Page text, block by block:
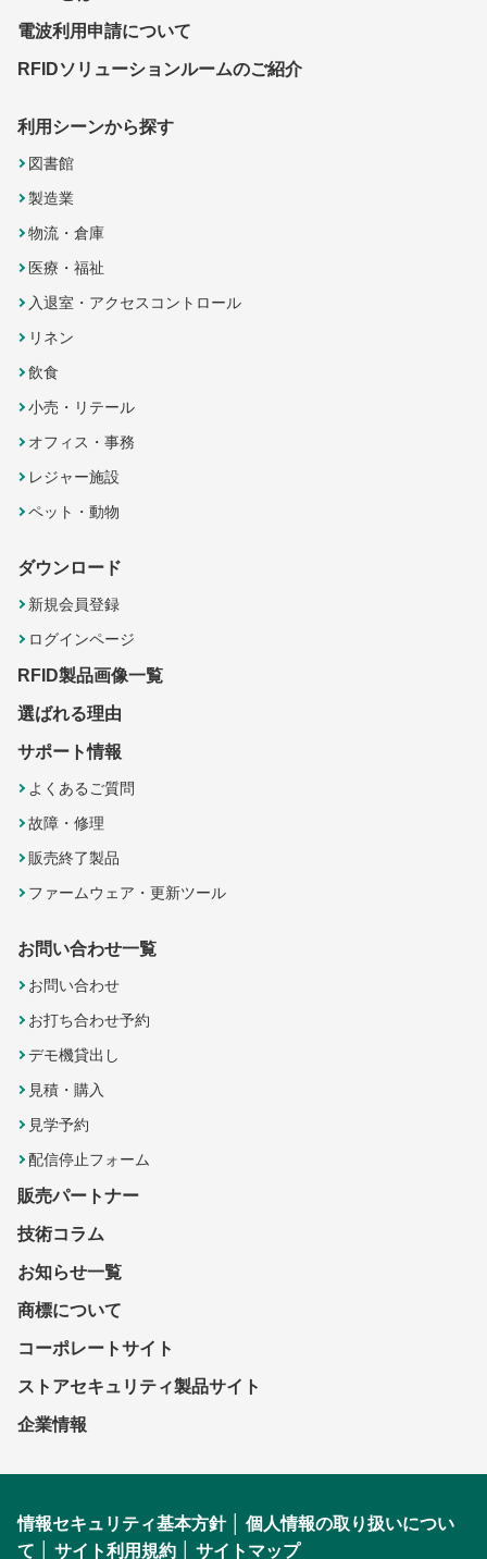
電波利用申請について
RFIDソリューションルームのご紹介
利用シーンから探す
図書館
製造業
物流・倉庫
医療・福祉
入退室・アクセスコントロール
リネン
飲食
小売・リテール
オフィス・事務
レジャー施設
ペット・動物
ダウンロード
新規会員登録
ログインページ
RFID製品画像一覧
選ばれる理由
サポート情報
よくあるご質問
故障・修理
販売終了製品
ファームウェア・更新ツール
お問い合わせ一覧
お問い合わせ
お打ち合わせ予約
デモ機貸出し
見積・購入
見学予約
配信停止フォーム
販売パートナー
技術コラム
お知らせ一覧
商標について
コーポレートサイト
ストアセキュリティ製品サイト
企業情報
情報セキュリティ基本方針│ 個人情報の取り扱いについ
て
サイト利用規約 サイトマップ